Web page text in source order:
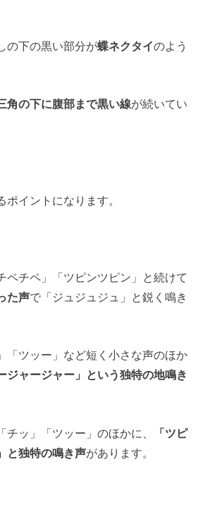
の下の黒い部分が蝶ネクタイのよう
角の下に腹部まで黒い線が続いてい
ポイントになります。
ペチペ」「ツピンツピン」と続けて
た声で「ジュジュジュ」と鋭く鳴き
「ツッー」など短く小さな声のほか
ジャージャー」という独特の地鳴き
チッ」「ツッー」のほかに、
「ツピ
と独特の鳴き声があります。